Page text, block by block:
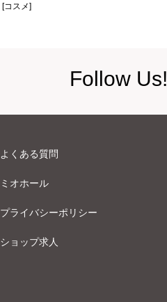
[コスメ]
Follow Us!
よくある質問
ミオホール
プライバシーポリシー
ショップ求人